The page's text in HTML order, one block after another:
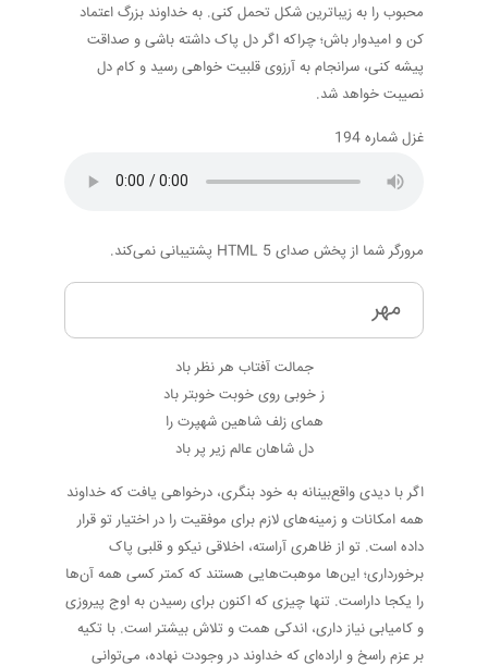
محبوب را به زیباترین شکل تحمل کنی. به خداوند بزرگ اعتماد
کن و امیدوار باش؛ چراکه اگر دل پاک داشته باشی و صداقت
پیشه کنی، سرانجام به آرزوی قلبیت خواهی رسید و کام دل
نصیبت خواهد شد.
غزل شماره 194
مرورگر شما از پخش صدای HTML 5 پشتیبانی نمی‌کند.
مهر
جمالت آفتاب هر نظر باد
ز خوبی روی خوبت خوبتر باد
همای زلف شاهین شهپرت را
دل شاهان عالم زیر پر باد
اگر با دیدی واقع‌بینانه به خود بنگری، درخواهی یافت که خداوند
همه امکانات و زمینه‌های لازم برای موفقیت را در اختیار تو قرار
داده است. تو از ظاهری آراسته، اخلاقی نیکو و قلبی پاک
برخورداری؛ این‌ها موهبت‌هایی هستند که کمتر کسی همه آن‌ها
را یکجا داراست. تنها چیزی که اکنون برای رسیدن به اوج پیروزی
و کامیابی نیاز داری، اندکی همت و تلاش بیشتر است. با تکیه
بر عزم راسخ و اراده‌ای که خداوند در وجودت نهاده، می‌توانی